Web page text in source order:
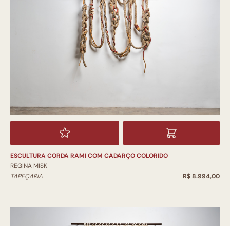
ESCULTURA CORDA RAMI COM CADARÇO COLORIDO
REGINA MISK
TAPEÇARIA
R$ 8.994,00